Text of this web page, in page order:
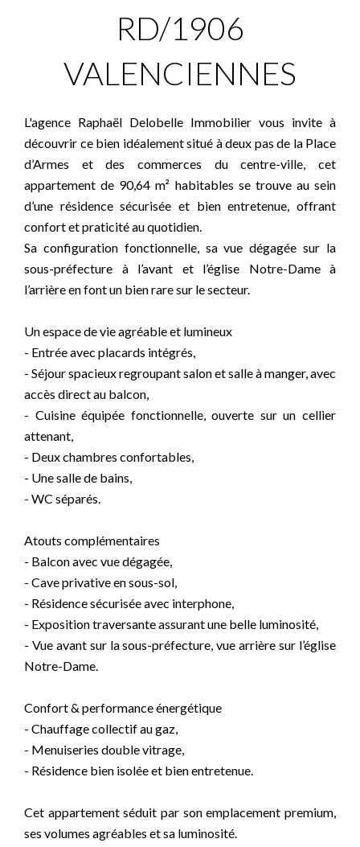
RD/1906
VALENCIENNES
L'agence Raphaël Delobelle Immobilier vous invite à
découvrir ce bien idéalement situé à deux pas de la Place
d’Armes et des commerces du centre-ville, cet
appartement de 90,64 m² habitables se trouve au sein
d’une résidence sécurisée et bien entretenue, offrant
confort et praticité au quotidien.
Sa configuration fonctionnelle, sa vue dégagée sur la
sous-préfecture à l’avant et l’église Notre-Dame à
l’arrière en font un bien rare sur le secteur.
Un espace de vie agréable et lumineux
- Entrée avec placards intégrés,
- Séjour spacieux regroupant salon et salle à manger, avec
accès direct au balcon,
- Cuisine équipée fonctionnelle, ouverte sur un cellier
attenant,
- Deux chambres confortables,
- Une salle de bains,
- WC séparés.
Atouts complémentaires
- Balcon avec vue dégagée,
- Cave privative en sous-sol,
- Résidence sécurisée avec interphone,
- Exposition traversante assurant une belle luminosité,
- Vue avant sur la sous-préfecture, vue arrière sur l’église
Notre-Dame.
Confort & performance énergétique
- Chauffage collectif au gaz,
- Menuiseries double vitrage,
- Résidence bien isolée et bien entretenue.
Cet appartement séduit par son emplacement premium,
ses volumes agréables et sa luminosité.